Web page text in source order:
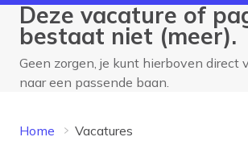
Deze vacature of
bestaat niet (meer).
Geen zorgen, je kunt hierboven direct
naar een passende baan.
Home Vacatures